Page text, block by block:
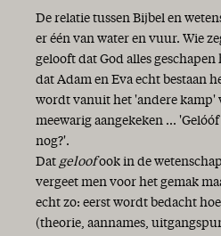
De relatie tussen Bijbel en
er één van water en vuur. Wie
gelooft dat God alles geschapen
dat Adam en Eva echt bestaan
wordt vanuit het 'andere kamp'
meewarig aangekeken ...
nog?'.
Dat geloofook in de
vergeet men voor het gemak
echt zo: eerst wordt bedacht
(theorie, aannames,